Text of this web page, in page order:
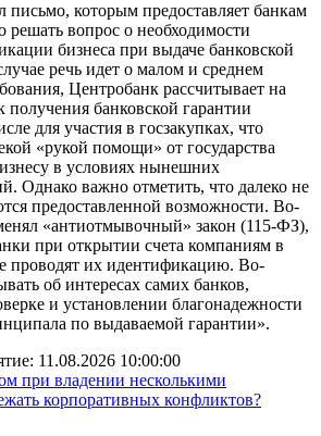
письмо, которым предоставляет банкам
решать вопрос о необходимости
бизнеса при выдаче банковской
речь идет о малом и среднем
Центробанк рассчитывает на
банковской гарантии
для участия в госзакупках, что
«рукой помощи» от государства
в условиях нынешних
Однако важно отметить, что далеко не
предоставленной возможности. Во-
«антиотмывочный» закон (115-ФЗ),
при открытии счета компаниям в
проводят их идентификацию. Во-
об интересах самих банков,
и установлении благонадежности
по выдаваемой гарантии».
11.08.2026 10:00:00
при владении несколькими
корпоративных конфликтов?